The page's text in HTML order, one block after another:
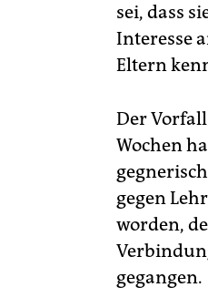
sei, dass
Interesse
Eltern
Der
Wochen
gegen
worden,
gegangen.